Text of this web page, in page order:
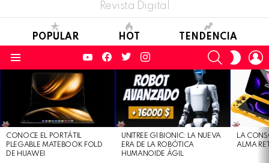
Revista Digital
POPULAR HOT TENDENCIA
YouTubeFacebook
TwitterInstagram SEARCH
SKIN
STORIES
CONOCE EL PORTÁTIL
PLEGABLE MATEBOOK FOLD
DE HUAWEI
UNITREE G1 BIONIC: LA NUEVA
ERA DE LA ROBÓTICA
HUMANOIDE ÁGIL
LA
ALMA